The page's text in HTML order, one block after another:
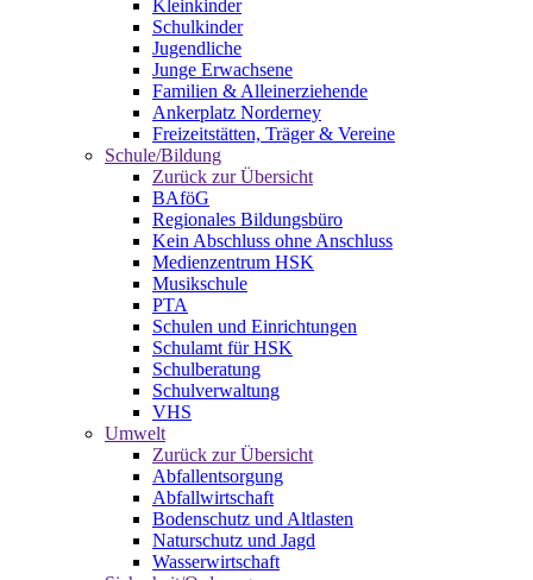
Kleinkinder
Schulkinder
Jugendliche
Junge Erwachsene
Familien & Alleinerziehende
Ankerplatz Norderney
Freizeitstätten, Träger & Vereine
Schule/Bildung
Zurück zur Übersicht
BAföG
Regionales Bildungsbüro
Kein Abschluss ohne Anschluss
Medienzentrum HSK
Musikschule
PTA
Schulen und Einrichtungen
Schulamt für HSK
Schulberatung
Schulverwaltung
VHS
Umwelt
Zurück zur Übersicht
Abfallentsorgung
Abfallwirtschaft
Bodenschutz und Altlasten
Naturschutz und Jagd
Wasserwirtschaft